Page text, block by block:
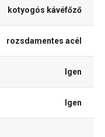
kotyogós kávéfőző
rozsdamentes acél
Igen
Igen